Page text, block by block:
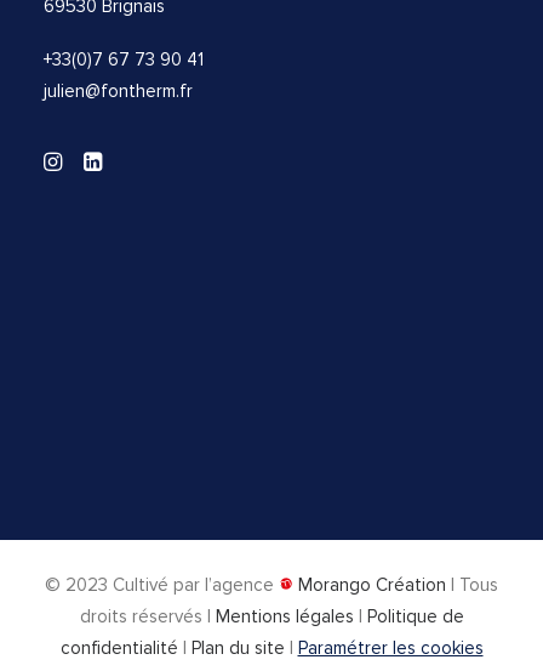
69530 Brignais
+33(0)7 67 73 90 41
julien@fontherm.fr
© 2023 Cultivé par l’agence Morango Création | Tous
droits réservés | Mentions légales | Politique de
confidentialité | Plan du site | Paramétrer les cookies